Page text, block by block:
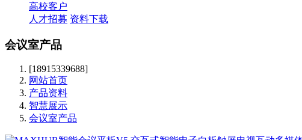
高校客户
人才招募 资料下载
会议室产品
[18915339688]
网站首页
产品资料
智慧展示
会议室产品